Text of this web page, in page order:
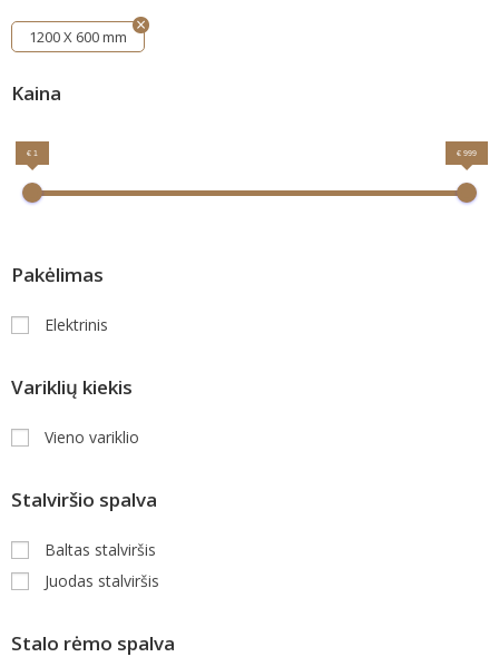
1200 X 600 mm
Kaina
€ 1 € 999
Pakėlimas
Elektrinis
Variklių kiekis
Vieno variklio
Stalviršio spalva
Baltas stalviršis
Juodas stalviršis
Stalo rėmo spalva